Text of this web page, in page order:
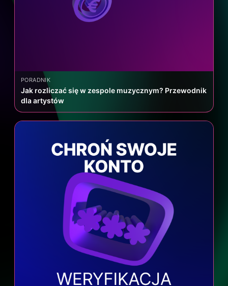
PORADNIK
Jak rozliczać się w zespole muzycznym? Przewodnik
dla artystów